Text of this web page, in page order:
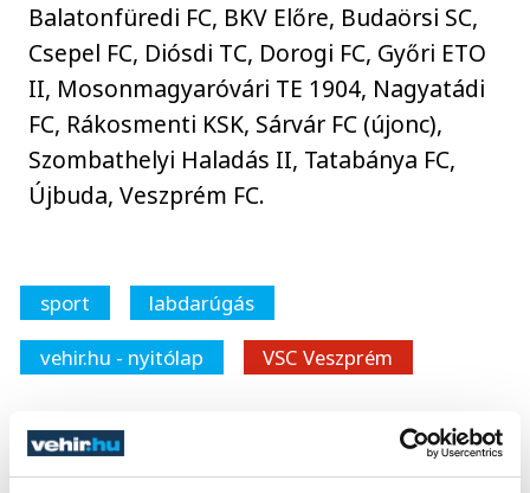
Balatonfüredi FC, BKV Előre, Budaörsi SC,
Csepel FC, Diósdi TC, Dorogi FC, Győri ETO
II, Mosonmagyaróvári TE 1904, Nagyatádi
FC, Rákosmenti KSK, Sárvár FC (újonc),
Szombathelyi Haladás II, Tatabánya FC,
Újbuda, Veszprém FC.
sport
labdarúgás
vehir.hu - nyitólap
VSC Veszprém